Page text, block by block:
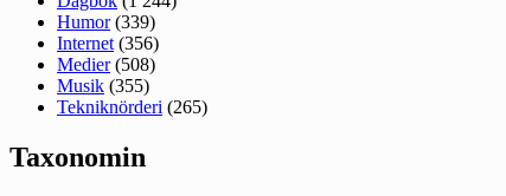
Humor(339)
Internet (356)
Medier(508)
Musik (355)
Tekniknörderi (265)
Taxonomin